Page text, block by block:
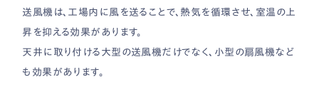
送風機は、工場内に風を送ることで、熱気を循環させ、室温の上
昇を抑える効果があります。
天井に取り付ける大型の送風機だけでなく、小型の扇風機など
も効果があります。